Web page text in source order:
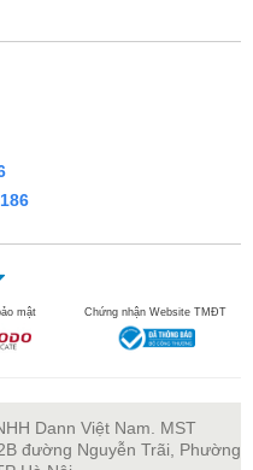
mật Chứng nhận Website TMĐT
Dann Việt Nam. MST
đường Nguyễn Trãi, Phường